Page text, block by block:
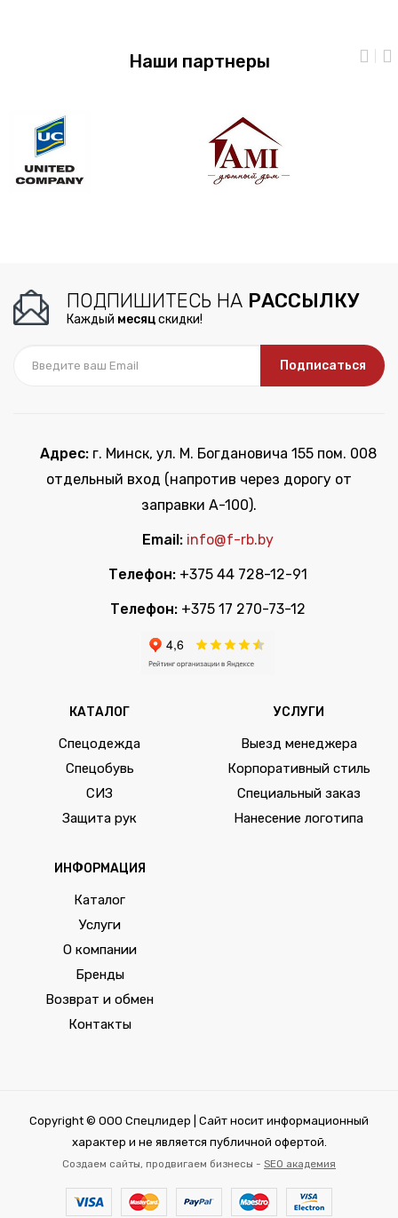
Наши партнеры
ПОДПИШИТЕСЬ НА РАССЫЛКУ
Каждый месяцскидки!
Подписаться
Адрес:г. Минск, ул. М. Богдановича 155 пом. 008
отдельный вход (напротив через дорогу от
заправки А-100).
Email: info@f-rb.by
Телефон: +375 44 728-12-91
Телефон: +375 17 270-73-12
КАТАЛОГ
Спецодежда
Спецобувь
СИЗ
Защита рук
УСЛУГИ
Выезд менеджера
Корпоративный стиль
Специальный заказ
Нанесение логотипа
ИНФОРМАЦИЯ
Каталог
Услуги
О компании
Бренды
Возврат и обмен
Контакты
Copyright © ООО Спецлидер | Сайт носит информационный
характер и не является публичной офертой.
Создаем сайты, продвигаем бизнесы - SEO академия